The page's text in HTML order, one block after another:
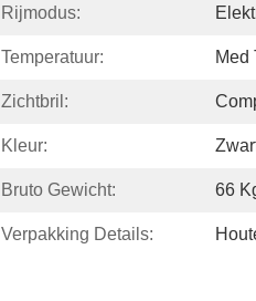
Rijmodus:
Temperatuur: Med
Zichtbril:
Kleur:
Bruto Gewicht: 66
Verpakking Details: